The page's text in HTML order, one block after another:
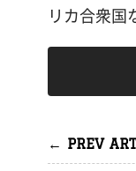
リカ合衆国
← PREV